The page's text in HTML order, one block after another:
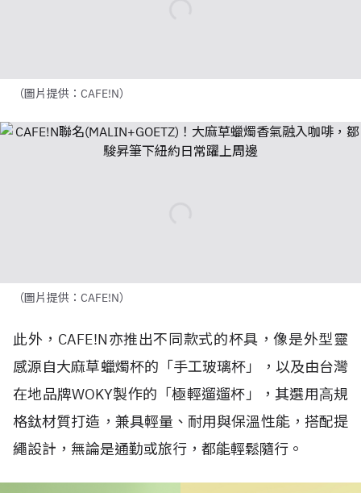
（圖片提供：CAFE!N）
（圖片提供：CAFE!N）
此外， CAFE!N亦推出不同款式的杯具，像是外型靈
感源自大麻草蠟燭杯的「⼿⼯玻璃杯」
，以及由台灣
在地品牌WOKY製作的「極輕遛遛杯」，其選用⾼規
格鈦材質打造，兼具輕量、耐⽤與保溫性能，搭配提
繩設計，無論是通勤或旅⾏，都能輕鬆隨⾏。